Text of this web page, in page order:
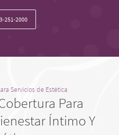
251-2000
Servicios de Estética
Para
Íntimo Y